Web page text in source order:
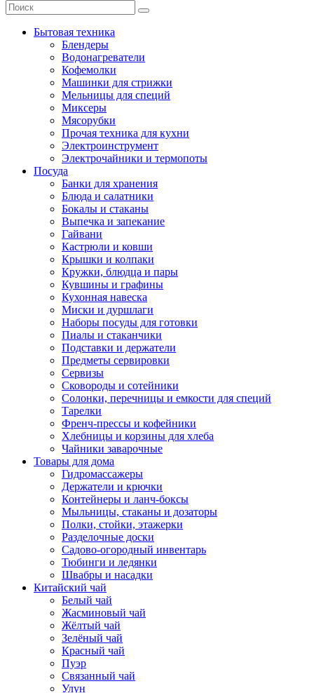
Бытовая техника
Блендеры
Водонагреватели
Кофемолки
Машинки для стрижки
Мельницы для специй
Миксеры
Мясорубки
Прочая техника для кухни
Электроинструмент
Электрочайники и термопоты
Посуда
Банки для хранения
Блюда и салатники
Бокалы и стаканы
Выпечка и запекание
Гайвани
Кастрюли и ковши
Крышки и колпаки
Кружки, блюдца и пары
Кувшины и графины
Кухонная навеска
Миски и дуршлаги
Наборы посуды для готовки
Пиалы и стаканчики
Подставки и держатели
Предметы сервировки
Сервизы
Сковороды и сотейники
Солонки, перечницы и емкости для специй
Тарелки
Френч-прессы и кофейники
Хлебницы и корзины для хлеба
Чайники заварочные
Товары для дома
Гидромассажеры
Держатели и крючки
Контейнеры и ланч-боксы
Мыльницы, стаканы и дозаторы
Полки, стойки, этажерки
Разделочные доски
Садово-огородный инвентарь
Тюбинги и ледянки
Швабры и насадки
Китайский чай
Белый чай
Жасминовый чай
Жёлтый чай
Зелёный чай
Красный чай
Пуэр
Связанный чай
Улун